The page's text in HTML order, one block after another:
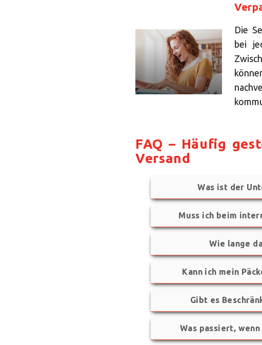
Die
bei
FAQ – Häufig
Versand
Was ist der
Muss ich beim
Wie lange
Kann ich mein
Gibt es
Was passiert,